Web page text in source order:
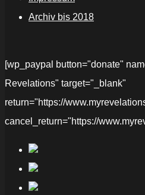
Archiv bis 2018
[wp_paypal button="donate"
Revelations" target="_blank"
return="https://
cancel_return="https://